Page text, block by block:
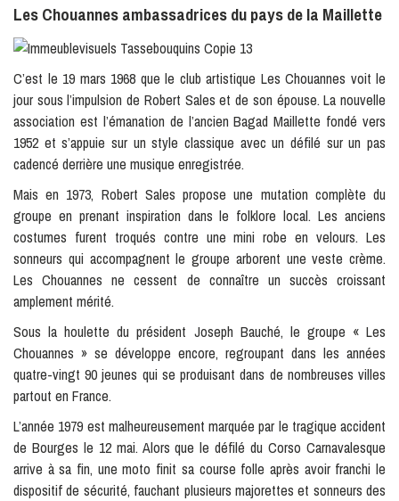
Les Chouannes ambassadrices du pays de la Maillette
C’est le 19 mars 1968 que le club artistique Les Chouannes voit le
jour sous l’impulsion de Robert Sales et de son épouse. La nouvelle
association est l’émanation de l’ancien Bagad Maillette fondé vers
1952 et s’appuie sur un style classique avec un défilé sur un pas
cadencé derrière une musique enregistrée.
Mais en 1973, Robert Sales propose une mutation complète du
groupe en prenant inspiration dans le folklore local. Les anciens
costumes furent troqués contre une mini robe en velours. Les
sonneurs qui accompagnent le groupe arborent une veste crème.
Les Chouannes ne cessent de connaître un succès croissant
amplement mérité.
Sous la houlette du président Joseph Bauché, le groupe « Les
Chouannes » se développe encore, regroupant dans les années
quatre-vingt 90 jeunes qui se produisant dans de nombreuses villes
partout en France.
L’année 1979 est malheureusement marquée par le tragique accident
de Bourges le 12 mai. Alors que le défilé du Corso Carnavalesque
arrive à sa fin, une moto finit sa course folle après avoir franchi le
dispositif de sécurité, fauchant plusieurs majorettes et sonneurs des